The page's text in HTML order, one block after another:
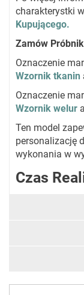
charakterystki
Kupującego.
Zamów
Oznaczenie
Wzornik tkanin
Oznaczenie
Wzornik welur
Ten model
personalizację
wykonania w
Czas